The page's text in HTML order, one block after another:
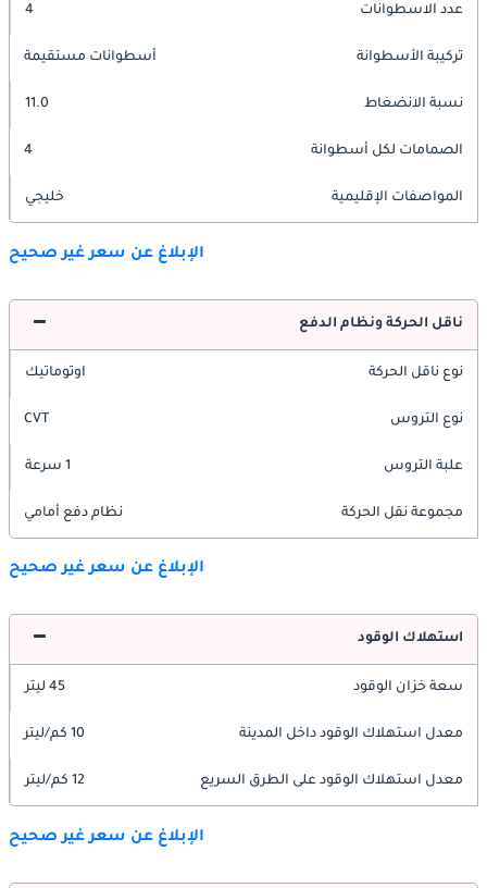
عدد الاسطوانات 4
تركيبة الأسطوانة أسطوانات مستقيمة
نسبة الانضغاط 11.0
الصمامات لكل أسطوانة 4
المواصفات الإقليمية خليجي
الإبلاغ عن سعر غير صحيح
ناقل الحركة ونظام الدفع
نوع ناقل الحركة اوتوماتيك
نوع التروس CVT
علبة التروس 1 سرعة
مجموعة نقل الحركة نظام دفع أمامي
الإبلاغ عن سعر غير صحيح
استهلاك الوقود
سعة خزان الوقود 45 ليتر
معدل استهلاك الوقود داخل المدينة 10 كم/ليتر
معدل استهلاك الوقود على الطرق السريع 12 كم/ليتر
الإبلاغ عن سعر غير صحيح